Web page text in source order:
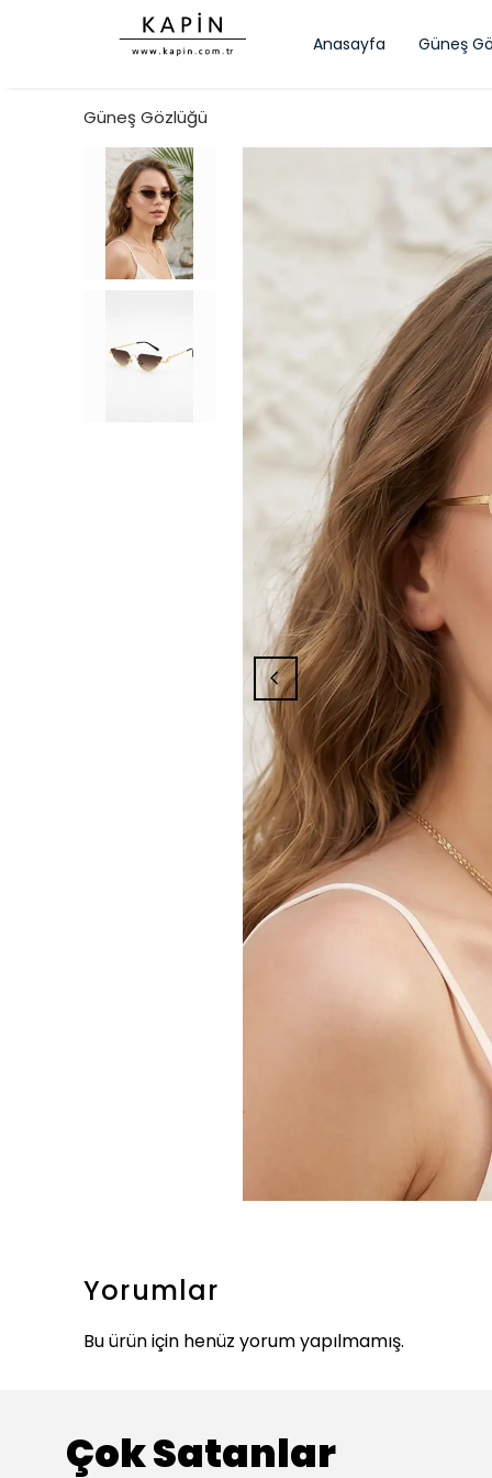
Anasayfa Güneş
Güneş Gözlüğü
Yorumlar
Bu ürün için henüz yorum yapılmamış.
Çok Satanlar